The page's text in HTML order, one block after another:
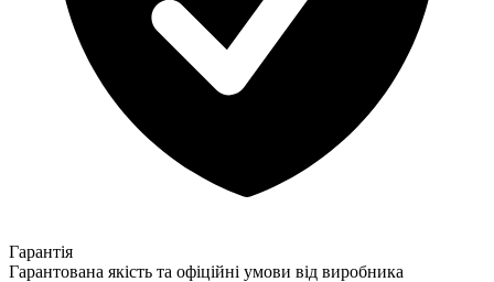
Гарантія
Гарантована якість та офіційні умови від виробника